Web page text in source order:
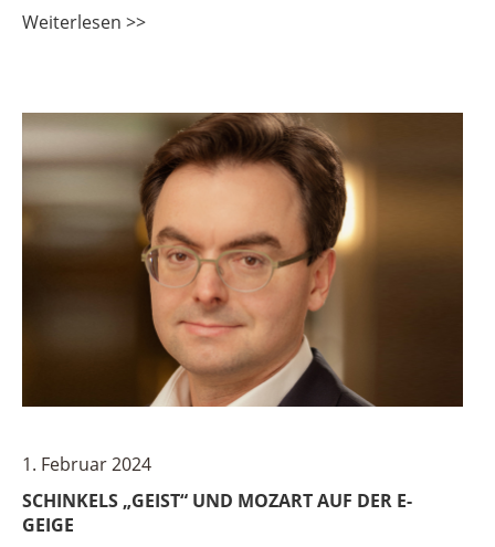
Weiterlesen >>
1. Februar 2024
SCHINKELS „GEIST“ UND MOZART AUF DER E-
GEIGE